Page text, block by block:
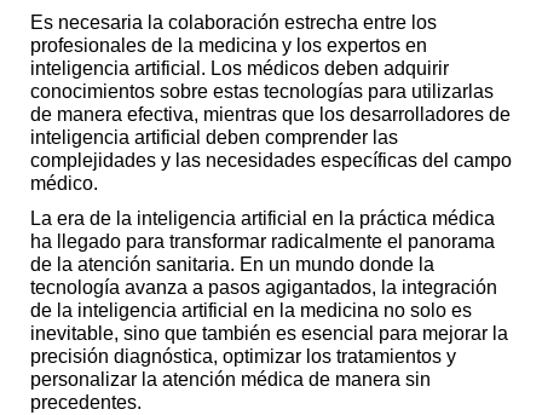
Es necesaria la colaboración estrecha entre los
profesionales de la medicina y los expertos en
inteligencia artificial. Los médicos deben adquirir
conocimientos sobre estas tecnologías para utilizarlas
de manera efectiva, mientras que los desarrolladores de
inteligencia artificial deben comprender las
complejidades y las necesidades específicas del campo
médico.
La era de la inteligencia artificial en la práctica médica
ha llegado para transformar radicalmente el panorama
de la atención sanitaria. En un mundo donde la
tecnología avanza a pasos agigantados, la integración
de la inteligencia artificial en la medicina no solo es
inevitable, sino que también es esencial para mejorar la
precisión diagnóstica, optimizar los tratamientos y
personalizar la atención médica de manera sin
precedentes.